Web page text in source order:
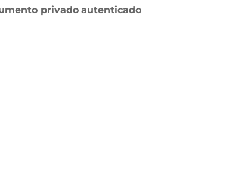
privado autenticado